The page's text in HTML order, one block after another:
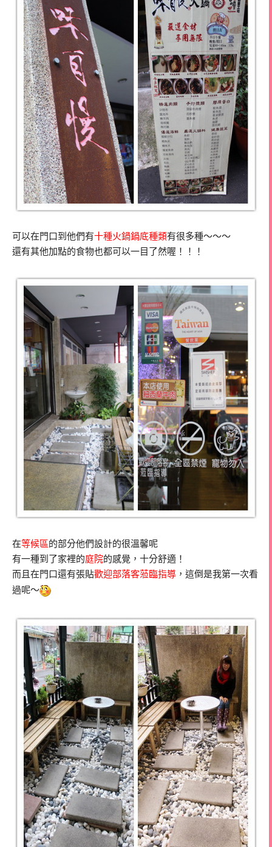
可以在門口到他們有十種火鍋鍋底種類有很多種～～～
還有其他加點的食物也都可以一目了然喔！！！
在等候區的部分他們設計的很溫馨呢
有一種到了家裡的庭院的感覺，十分舒適！
而且在門口還有張貼歡迎部落客蒞臨指導 ，這倒是我第一次看
過呢～